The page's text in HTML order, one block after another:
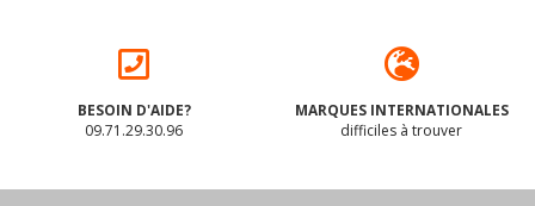
BESOIN D'AIDE?
09.71.29.30.96
MARQUES INTERNATIONALES
difficiles à trouver